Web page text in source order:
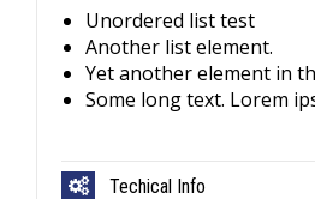
Unordered list test
Another list element.
Yet another element in
Some long text. Lorem
Techical Info